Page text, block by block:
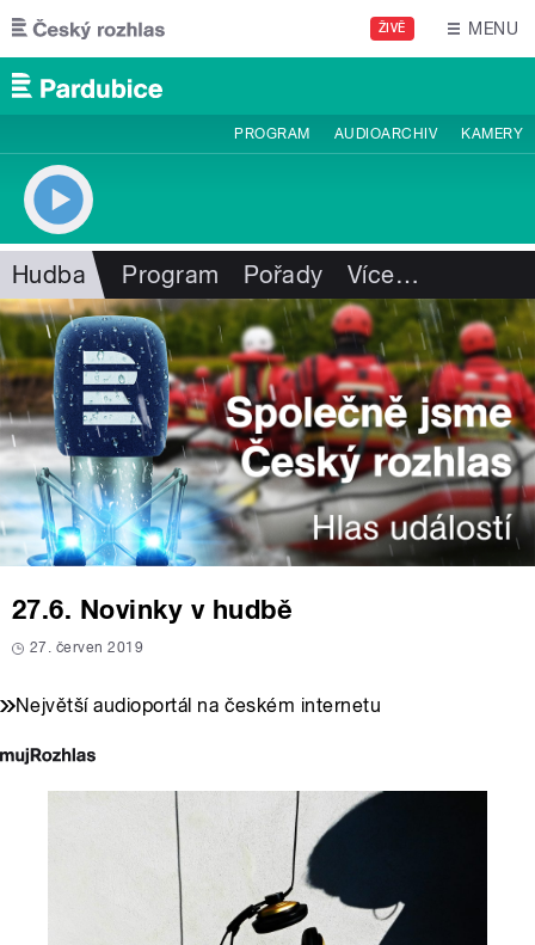
Přejít k hlavnímu obsahu
ŽIVĚ MENU
PROGRAM AUDIOARCHIV KAMERY
Hudba Program Pořady Více…
27.6. Novinky v hudbě
27. červen 2019
Největší audioportál na českém internetu